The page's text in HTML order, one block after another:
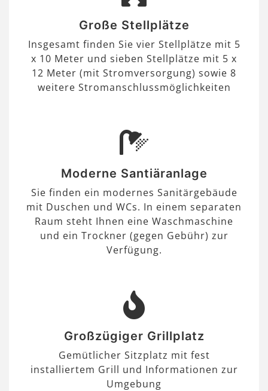
Große Stellplätze
Insgesamt finden Sie vier Stellplätze mit 5
x 10 Meter und sieben Stellplätze mit 5 x
12 Meter (mit Stromversorgung) sowie 8
weitere Stromanschlussmöglichkeiten
Moderne Santiäranlage
Sie finden ein modernes Sanitärgebäude
mit Duschen und WCs. In einem separaten
Raum steht Ihnen eine Waschmaschine
und ein Trockner (gegen Gebühr) zur
Verfügung.
Großzügiger Grillplatz
Gemütlicher Sitzplatz mit fest
installiertem Grill und Informationen zur
Umgebung